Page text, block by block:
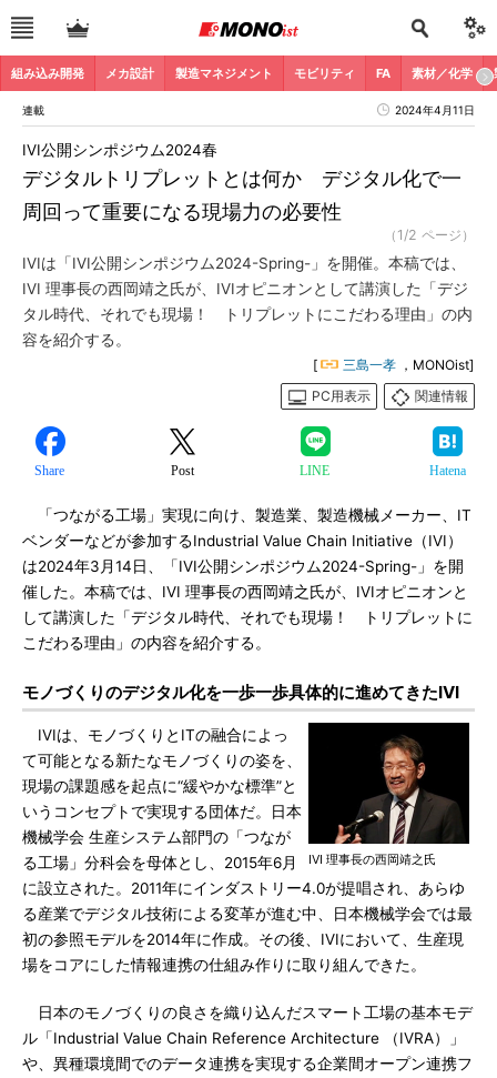
組み込み開発 メカ設計 製造マネジメント モビリティ FA 素材／化学
連載 2024年4月11日
デジタルトリプレットとは何か デジタル化で一
周回って重要になる現場力の必要性
IVI公開シンポジウム2024春
（1/2 ページ）
IVIは「IVI公開シンポジウム2024-Spring-」を開催。本稿では、
IVI 理事長の西岡靖之氏が、IVIオピニオンとして講演した「デジ
タル時代、それでも現場！ トリプレットにこだわる理由」の内
容を紹介する。
[ 三島一孝 ，MONOist]
PC用表示
関連情報
Share Post LINE Hatena
「つながる工場」実現に向け、製造業、製造機械メーカー、IT
ベンダーなどが参加するIndustrial Value Chain Initiative（IVI）
は2024年3月14日、「IVI公開シンポジウム2024-Spring-」を開
催した。本稿では、IVI 理事長の西岡靖之氏が、IVIオピニオンと
して講演した「デジタル時代、それでも現場！ トリプレットに
こだわる理由」の内容を紹介する。
モノづくりのデジタル化を一歩一歩具体的に進めてきたIVI
IVI 理事長の西岡靖之氏
IVIは、モノづくりとITの融合によっ
て可能となる新たなモノづくりの姿を、
現場の課題感を起点に“緩やかな標準”と
いうコンセプトで実現する団体だ。日本
機械学会 生産システム部門の「つなが
る工場」分科会を母体とし、2015年6月
に設立された。2011年にインダストリー4.0が提唱され、あらゆ
る産業でデジタル技術による変革が進む中、日本機械学会では最
初の参照モデルを2014年に作成。その後、IVIにおいて、生産現
場をコアにした情報連携の仕組み作りに取り組んできた。
日本のモノづくりの良さを織り込んだスマート工場の基本モデ
ル「Industrial Value Chain Reference Architecture （IVRA）」
や、異種環境間でのデータ連携を実現する企業間オープン連携フ